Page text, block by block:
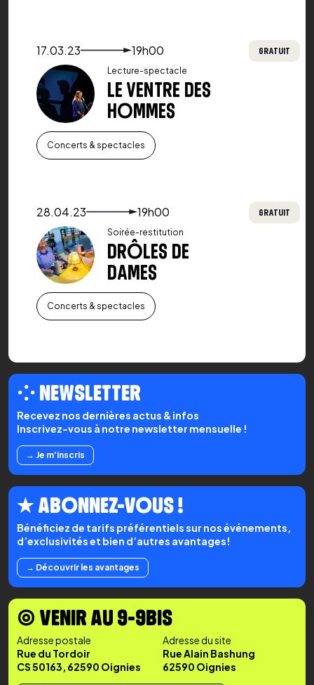
Voir le détail de l'événement
17.03.23 19h00
Concerts & spectacles
Lecture-spectacle
LE VENTRE DES
HOMMES
GRATUIT
Voir le détail de l'événement
28.04.23 19h00
Concerts & spectacles
Soirée-restitution
DRÔLES DE
DAMES
GRATUIT
⁘ NEWSLETTER
Recevez nos dernières actus & infos
Inscrivez-vous à notre newsletter mensuelle !
→ Je m'inscris
★ ABONNEZ-VOUS !
Bénéficiez de tarifs préférentiels sur nos événements,
d’exclusivités et bien d’autres avantages!
→ Découvrir les avantages
◉ VENIR AU 9-9BIS
Adresse postale
Rue du Tordoir
CS 50163, 62590 Oignies
Adresse du site
Rue Alain Bashung
62590 Oignies